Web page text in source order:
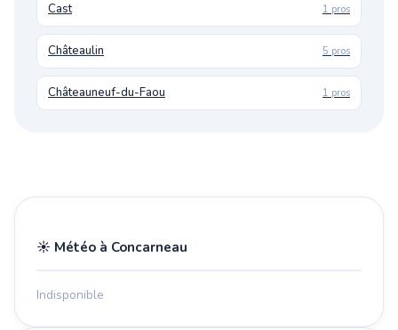
Cast 1 pros
Châteaulin 5 pros
Châteauneuf-du-Faou 1 pros
☀️ Météo à Concarneau
Indisponible